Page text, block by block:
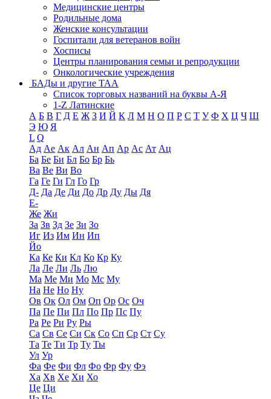
Медицинские центры
Родильные дома
Женские консультации
Госпитали для ветеранов войн
Хосписы
Центры планирования семьи и репродукции
Онкологические учреждения
БАДы и другие ТАА
Список торговых названий на буквы А-Я
1-Z Латинские
А Б В Г Д Е Ж З И Й К Л М Н О П Р С Т У Ф Х Ц Ч Ш
Э Ю Я
L Q
Ад Ае Ак Ал Ан Ап Ар Ас Ат Ац
Ба Бе Би Бл Бо Бр Бь
Ва Ве Ви Во
Га Ге Ги Гл Го Гр
Д- Да Де Ди До Др Ду Ды Дя
Е-
Же Жи
За Зв Зд Зе Зи Зо
Иг Из Им Ин Ип
Йо
Ка Ке Ки Кл Ко Кр Ку
Ла Ле Ли Ль Лю
Ма Ме Ми Мо Мс Му
На Не Но Ну
Ов Ок Ол Ом Оп Ор Ос Оч
Па Пе Пи Пл По Пр Пс Пу
Ра Ре Ри Ру Ры
Са Св Се Си Ск Со Сп Ср Ст Су
Та Те Ти Тр Ту Ты
Ул Ур
Фа Фе Фи Фл Фо Фр Фу Фэ
Ха Хв Хе Хи Хо
Це Ци